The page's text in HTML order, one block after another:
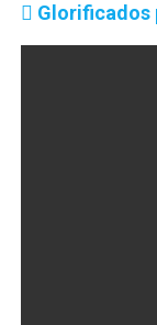
Glorificados